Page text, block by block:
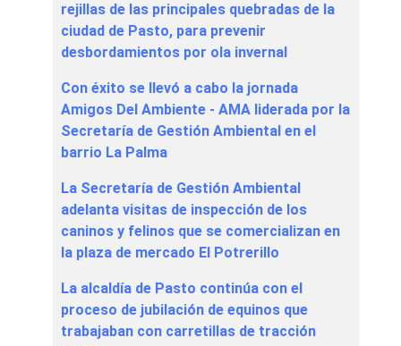
rejillas de las principales quebradas de la
ciudad de Pasto, para prevenir
desbordamientos por ola invernal
Con éxito se llevó a cabo la jornada
Amigos Del Ambiente - AMA liderada por la
Secretaría de Gestión Ambiental en el
barrio La Palma
La Secretaría de Gestión Ambiental
adelanta visitas de inspección de los
caninos y felinos que se comercializan en
la plaza de mercado El Potrerillo
La alcaldía de Pasto continúa con el
proceso de jubilación de equinos que
trabajaban con carretillas de tracción